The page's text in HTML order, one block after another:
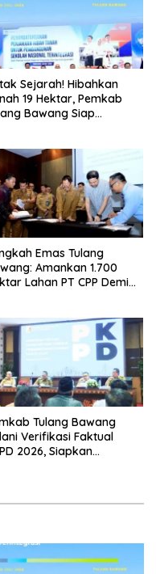
Sejarah! Hibahkan
19 Hektar, Pemkab
Bawang Siap
Emas Tulang
Amankan 1.700
Lahan PT CPP Demi
Tulang Bawang
Verifikasi Faktual
2026, Siapkan